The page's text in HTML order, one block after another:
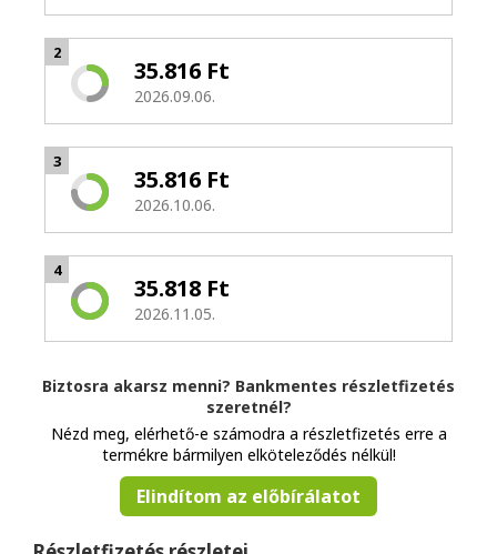
2
35.816 Ft
2026.09.06.
3
35.816 Ft
2026.10.06.
4
35.818 Ft
2026.11.05.
Biztosra akarsz menni? Bankmentes részletfizetés
szeretnél?
Nézd meg, elérhető-e számodra a részletfizetés erre a
termékre bármilyen elköteleződés nélkül!
Elindítom az előbírálatot